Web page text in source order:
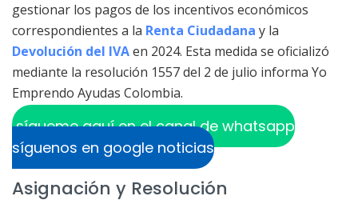
gestionar los pagos de los incentivos económicos
correspondientes a la Renta Ciudadana y la
Devolución del IVAen 2024. Esta medida se oficializó
mediante la resolución 1557 del 2 de julio informa Yo
Emprendo Ayudas Colombia.
sígueme aquí en el canal de whatsapp
síguenos en google noticias
Asignación y Resolución